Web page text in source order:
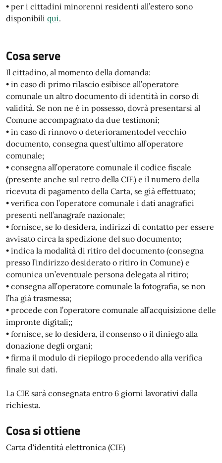
• per i cittadini minorenni residenti all’estero sono
disponibili qui.
Cosa serve
Il cittadino, al momento della domanda:
• in caso di primo rilascio esibisce all’operatore
comunale un altro documento di identità in corso di
validità. Se non ne è in possesso, dovrà presentarsi al
Comune accompagnato da due testimoni;
• in caso di rinnovo o deterioramentodel vecchio
documento, consegna quest’ultimo all’operatore
comunale;
• consegna all’operatore comunale il codice fiscale
(presente anche sul retro della CIE) e il numero della
ricevuta di pagamento della Carta, se già effettuato;
• verifica con l’operatore comunale i dati anagrafici
presenti nell’anagrafe nazionale;
• fornisce, se lo desidera, indirizzi di contatto per essere
avvisato circa la spedizione del suo documento;
• indica la modalità di ritiro del documento (consegna
presso l’indirizzo desiderato o ritiro in Comune) e
comunica un’eventuale persona delegata al ritiro;
• consegna all’operatore comunale la fotografia, se non
l’ha già trasmessa;
• procede con l’operatore comunale all’acquisizione delle
impronte digitali;;
• fornisce, se lo desidera, il consenso o il diniego alla
donazione degli organi;
• firma il modulo di riepilogo procedendo alla verifica
finale sui dati.
La CIE sarà consegnata entro 6 giorni lavorativi dalla
richiesta.
Cosa si ottiene
Carta d'identità elettronica (CIE)